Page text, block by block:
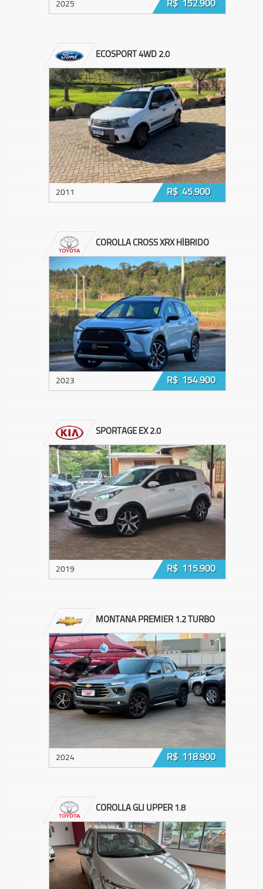
2025 R$ 152.900
ECOSPORT 4WD 2.0
2011 R$ 45.900
COROLLA CROSS XRX HÍBRIDO
2023 R$ 154.900
SPORTAGE EX 2.0
2019 R$ 115.900
MONTANA PREMIER 1.2 TURBO
2024 R$ 118.900
COROLLA GLI UPPER 1.8